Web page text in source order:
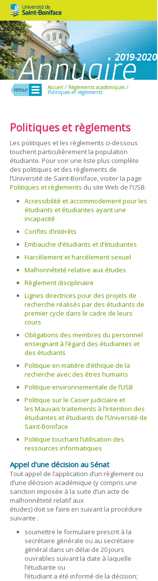
retour Menu Accueil / Règlements académiques /
Politiques et règlements
Politiques et règlements
Les politiques et les règlements ci-dessous
touchent particulièrement la population
étudiante. Pour voir une liste plus complète
des politiques et des règlements de
l’Université de Saint‑Boniface, visiter la page
Politiques et règlements du site Web de l'USB.
Accessibilité et accommodement pour les
étudiants et étudiantes ayant une
incapacité
Conflits d’intérêts
Embauche d’étudiants et d’étudiantes
Harcèlement et harcèlement sexuel
Malhonnêteté relative aux études
Règlement disciplinaire
Lignes directrices pour des projets de
recherche réalisés par des étudiants de
premier cycle dans le cadre de leurs
cours
Obligations des membres du personnel
enseignant à l’égard des étudiantes et
des étudiants
Politique en matière d’éthique de la
recherche avec des êtres humains
Politique environnementale de l’USB
Politique sur le Casier judiciaire et
les Mauvais traitements à l’intention des
étudiantes et étudiants de l’Université de
Saint‑Boniface
Politique touchant l’utilisation des
ressources informatiques
Appel d'une décision au Sénat
Tout appel de l’application d’un règlement ou
d’une décision académique (y compris une
sanction imposée à la suite d’un acte de
malhonnêteté relatif aux
études) doit se faire en suivant la procédure
suivante :
soumettre le formulaire prescrit à la
secrétaire générale ou au secrétaire
général dans un délai de 20 jours
ouvrables suivant la date à laquelle
l’étudiante ou
l’étudiant a été informé de la décision;